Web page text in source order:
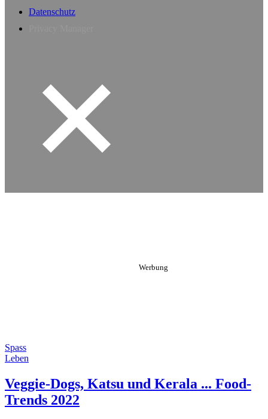
Datenschutz
Spass
Leben
Veggie-Dogs, Katsu und Kerala ... Food-
Trends 2022